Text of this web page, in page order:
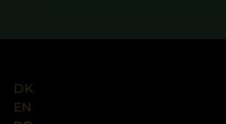
DK
EN